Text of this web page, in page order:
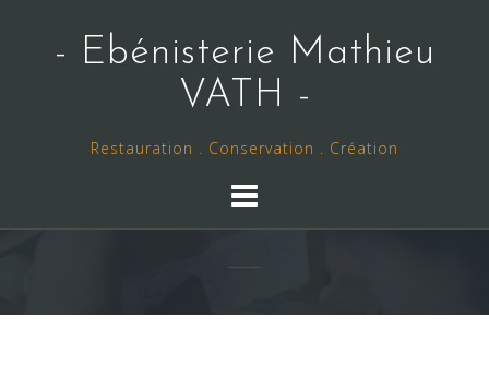
- Ebénisterie Mathieu
VATH -
Restauration . Conservation . Création